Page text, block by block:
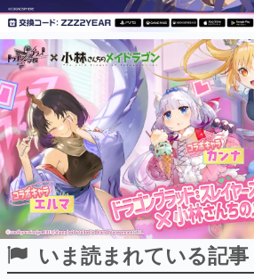
ピックアップ
電ファミのいま読まれている記事ランキン
アプリセール情報
インタビュー
連載・特集一覧
殿堂入り記事
SNS拡散数が数千以上！ ページ
いま読まれている記事